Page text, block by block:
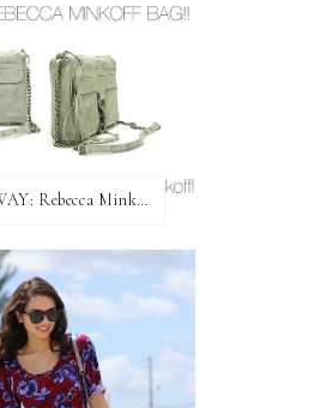
GIVEAWAY: Rebecca Minkoff Bag!